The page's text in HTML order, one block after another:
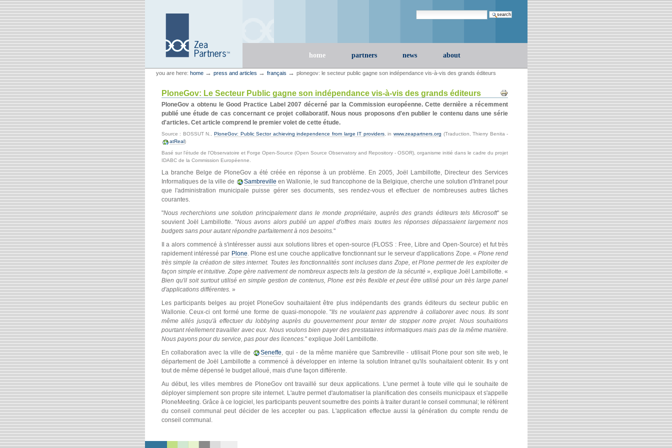
Skip
to
content.
Skip
to
navigation
Zea Partners
Search Site
home partners news about
Personal
tools
you are here: home → press and articles → français → plonegov: le secteur public gagne son indépendance vis-à-vis des grands éditeurs
Document
Actions
PloneGov: Le Secteur Public gagne son indépendance vis-à-vis des grands éditeurs
PloneGov a obtenu le Good Practice Label 2007 décerné par la Commission européenne. Cette dernière a récemment
publié une étude de cas concernant ce projet collaboratif. Nous nous proposons d'en publier le contenu dans une série
d'articles. Cet article comprend le premier volet de cette étude.
Source : BOSSUT N.,PloneGov: Public Sector achieving independence from large IT providers, in www.zeapartners.org (Traduction, Thierry Benita -
atReal)
Basé sur l'étude de l'Observatoire et Forge Open-Source (Open Source Observatory and Repository - OSOR), organisme initié dans le cadre du projet
IDABC de la Commission Européenne.
La branche Belge de PloneGov a été créée en réponse à un problème. En 2005, Joël Lambillotte, Directeur des Services
Informatiques de la ville de
Sambreville en Wallonie, le sud francophone de la Belgique, cherche une solution d'Intranet pour
que l'administration municipale puisse gérer ses documents, ses rendez-vous et effectuer de nombreuses autres tâches
courantes.
"Nous recherchions une solution principalement dans le monde propriétaire, auprès des grands éditeurs tels Microsoft" se
souvient Joël Lambillotte. "Nous avons alors publié un appel d'offres mais toutes les réponses dépassaient largement nos
budgets sans pour autant répondre parfaitement à nos besoins. "
Il a alors commencé à s'intéresser aussi aux solutions libres et open-source (FLOSS : Free, Libre and Open-Source) et fut très
rapidement intéressé par Plone. Plone est une couche applicative fonctionnant sur le serveur d'applications Zope. «Plone rend
très simple la création de sites internet. Toutes les fonctionnalités sont incluses dans Zope, et Plone permet de les exploiter de
façon simple et intuitive. Zope gère nativement de nombreux aspects tels la gestion de la sécurité», explique Joël Lambillotte. «
Bien qu'il soit surtout utilisé en simple gestion de contenus, Plone est très flexible et peut être utilisé pour un très large panel
d'applications différentes. »
Les participants belges au projet PloneGov souhaitaient être plus indépendants des grands éditeurs du secteur public en
Wallonie. Ceux-ci ont formé une forme de quasi-monopole. "Ils ne voulaient pas apprendre à collaborer avec nous. Ils sont
même allés jusqu'à effectuer du lobbying auprès du gouvernement pour tenter de stopper notre projet. Nous souhaitions
pourtant réellement travailler avec eux. Nous voulons bien payer des prestataires informatiques mais pas de la même manière.
Nous payons pour du service, pas pour des licences." explique Joël Lambillotte.
En collaboration avec la ville de
Seneffe, qui - de la même manière que Sambreville - utilisait Plone pour son site web, le
département de Joël Lambillotte a commencé à développer en interne la solution Intranet qu'ils souhaitaient obtenir. Ils y ont
tout de même dépensé le budget alloué, mais d'une façon différente.
Au début, les villes membres de PloneGov ont travaillé sur deux applications. L'une permet à toute ville qui le souhaite de
déployer simplement son propre site internet. L'autre permet d'automatiser la planification des conseils municipaux et s'appelle
PloneMeeting. Grâce à ce logiciel, les participants peuvent soumettre des points à traiter durant le conseil communal; le référent
du conseil communal peut décider de les accepter ou pas. L'application effectue aussi la génération du compte rendu de
conseil communal.